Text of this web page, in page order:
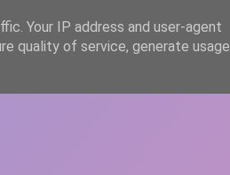
ARTICOLE DESPRE ECHIPĂ REPERE
Your IP address and user-agent
quality of service, generate usage